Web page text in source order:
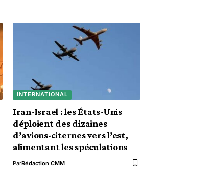
INTERNATIONAL
Iran-Israel : les États-Unis
déploient des dizaines
d’avions-citernes vers l’est,
alimentant les spéculations
ParRédaction CMM